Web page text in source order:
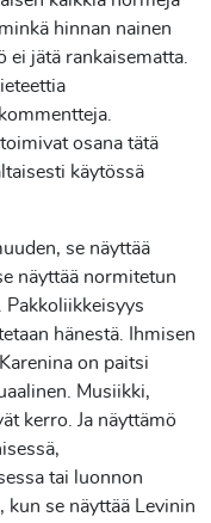
hinnan nainen
ei jätä rankaisematta.
osana tätä
käytössä
se näyttää
näyttää normitetun
Pakkoliikkeisyys
hänestä. Ihmisen
on paitsi
Musiikki,
kerro. Ja näyttämö
tai luonnon
kun se näyttää Levinin